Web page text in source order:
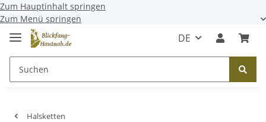
Zum Hauptinhalt springen
Zum Menü springen
DE
Halsketten